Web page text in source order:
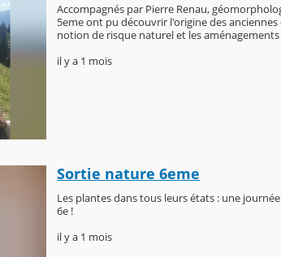
Accompagnés par Pierre Renau,
5eme ont pu découvrir l'origine des
notion de risque naturel et les
il y a 1 mois
Sortie nature 6eme
Les plantes dans tous leurs états : une
6e !
il y a 1 mois